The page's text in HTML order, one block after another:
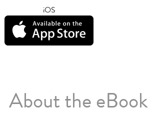
iOS
About the eBook